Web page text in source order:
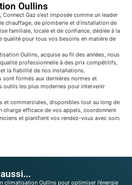
Oullins
Gaz s’est imposée comme un leader
chauffage, de plomberie et d’installation de
familiale, locale et de confiance, dédiée à la
qualité pour tous vos besoins en matière de
Oullins, acquise au fil des années, nous
professionnelle à des prix compétitifs,
la fiabilité de nos installations.
formés aux dernières normes et
outils les plus modernes pour intervenir
et commerciales, disponibles tout au long de
charge efficace de vos appels, coordonnent
et planifient vos rendez-vous avec soin.
climatisation Oullins pour optimiser l’énergie